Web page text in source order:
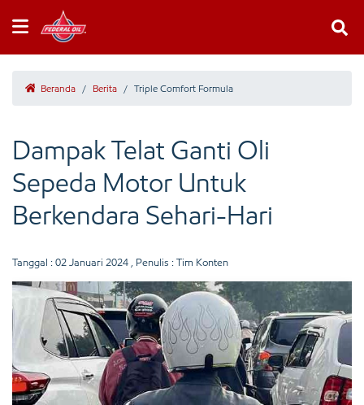
Beranda / Berita / Triple Comfort Formula
Dampak Telat Ganti Oli
Sepeda Motor Untuk
Berkendara Sehari-Hari
Tanggal : 02 Januari 2024 , Penulis : Tim Konten